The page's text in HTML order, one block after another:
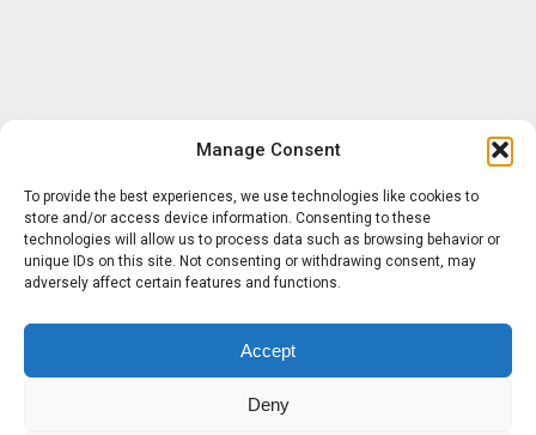
Manage Consent
To provide the best experiences, we use technologies like cookies to
store and/or access device information. Consenting to these
technologies will allow us to process data such as browsing behavior or
unique IDs on this site. Not consenting or withdrawing consent, may
adversely affect certain features and functions.
Accept
Deny